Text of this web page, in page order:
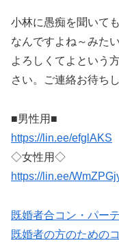
小林に愚痴を聞いて
なんですよね～みた
よろしくてよという
さい。ご連絡お待ち
■男性用■
https://lin.ee/efglAKS
◇女性用◇
https://lin.ee/
既婚者合コン・パー
既婚者の方のための